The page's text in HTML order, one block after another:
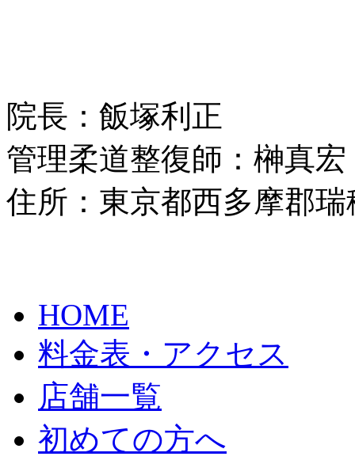
院長：飯塚利正
管理柔道整復師：榊真宏
住所：東京都西多摩郡瑞
HOME
料金表・アクセス
店舗一覧
初めての方へ